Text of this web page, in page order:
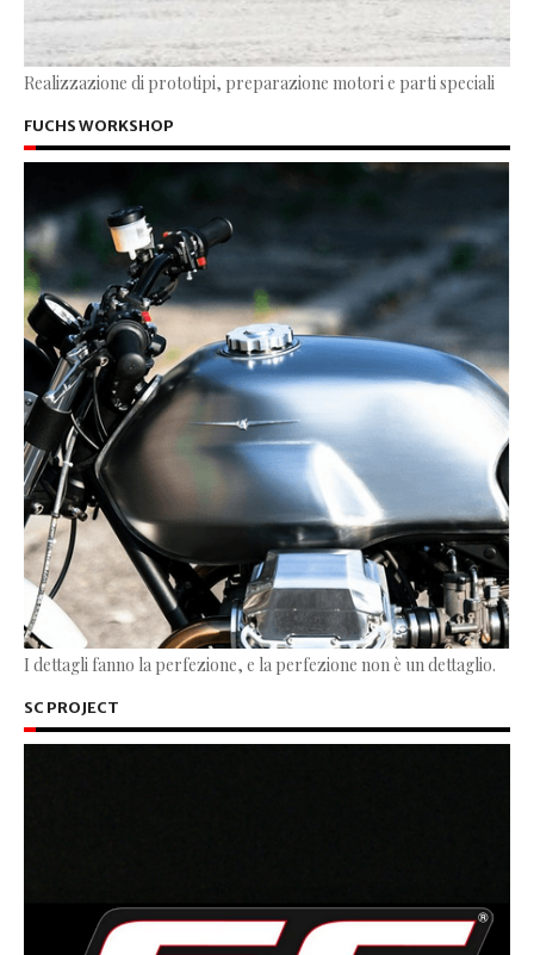
Realizzazione di prototipi, preparazione motori e parti speciali
FUCHS WORKSHOP
I dettagli fanno la perfezione, e la perfezione non è un dettaglio.
SC PROJECT